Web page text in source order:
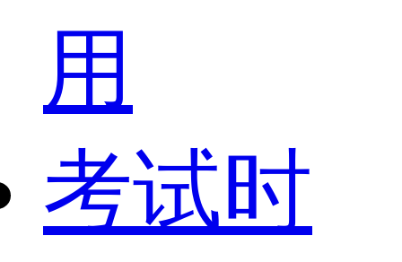
用
考试时